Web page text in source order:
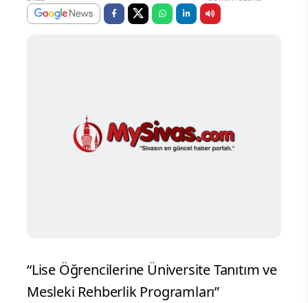
“Lise Öğrencilerine Üniversite Tanıtım ve
Mesleki Rehberlik Programları”